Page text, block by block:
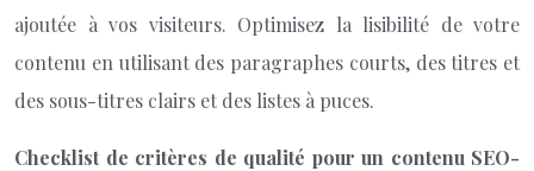
ajoutée à vos visiteurs. Optimisez la lisibilité de votre
contenu en utilisant des paragraphes courts, des titres et
des sous-titres clairs et des listes à puces.
Checklist de critères de qualité pour un contenu SEO-